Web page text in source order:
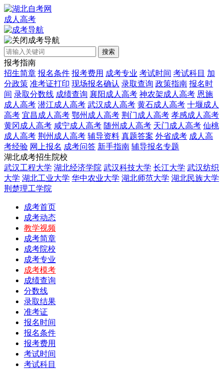
成人高考
成考导航
搜索
报考指南
招生简章 报名条件 报考费用 成考专业 考试时间 考试科目 加
分政策 准考证打印 现场报名确认 录取查询 政策指南 报名时
间 录取分数线 成绩查询 襄阳成人高考 神农架成人高考 恩施
成人高考 潜江成人高考 武汉成人高考 黄石成人高考 十堰成人
高考 宜昌成人高考 鄂州成人高考 荆门成人高考 孝感成人高考
黄冈成人高考 咸宁成人高考 随州成人高考 天门成人高考 仙桃
成人高考 荆州成人高考 辅导资料 真题答案 外省成考 成人高
考经验 网上报名 成考问答 新手指南 辅导报名专题
湖北成考招生院校
武汉工程大学 湖北经济学院 武汉科技大学 长江大学 武汉纺织
大学 湖北工业大学 华中农业大学 湖北师范大学 湖北民族大学
荆楚理工学院
成考首页
成考动态
教学视频
成考简章
成考院校
成考专业
成考模考
成绩查询
分数线
录取结果
准考证
报名时间
报名条件
报考费用
考试时间
考试科目